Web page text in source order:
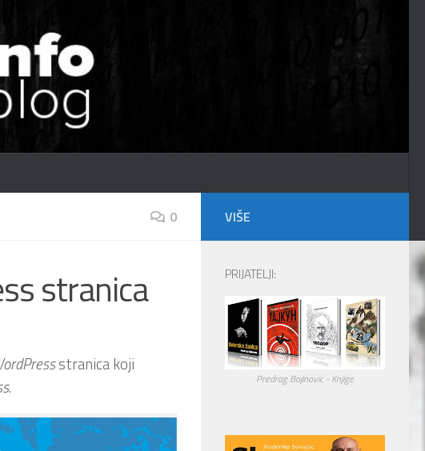
0
stranica
stranica koji
.
VIŠE
PRIJATELJI:
Predrag Bojinovic - Knjige